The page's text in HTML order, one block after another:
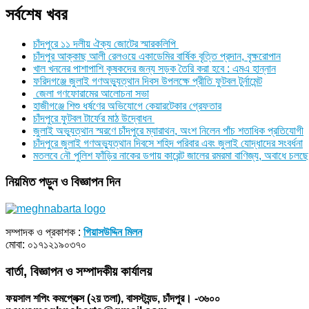
সর্বশেষ খবর
চাঁদপুরে ১১ দলীয় ঐক্য জোটের স্মারকলিপি
চাঁদপুর আক্কাছ আলী রেলওয়ে একাডেমির বার্ষিক বৃত্তি প্রদান, বৃক্ষরোপান
খাল খননের পাশাপাশি কৃষকদের জন্য সড়ক তৈরি করা হবে : এমএ হান্নান
ফরিদগঞ্জে জুলাই গণঅভ্যুত্থান দিবস উপলক্ষে প্রীতি ফুটবল টুর্নামেন্ট
জেলা গণফোরামের আলোচনা সভা
হাজীগঞ্জে শিশু ধর্ষণের অভিযোগে কেয়ারটেকার গ্রেফতার
চাঁদপুরে ফুটবল টার্ফের মাঠ উদ্বোধন
জুলাই অভ্যুত্থান স্মরণে চাঁদপুরে ম্যারাথন, অংশ নিলেন পাঁচ শতাধিক প্রতিযোগী
চাঁদপুরে জুলাই গণঅভ্যুত্থান দিবসে শহিদ পরিবার এবং জুলাই যোদ্ধাদের সংবর্ধনা
মতলবে নৌ পুলিশ ফাঁড়ির নাকের ডগায় কারেন্ট জালের রমরমা বাণিজ্য, অবাধে
নিয়মিত পড়ুন ও বিজ্ঞাপন দিন
সম্পাদক ও প্রকাশক : গিয়াসউদ্দিন মিলন
মোবা: ০১৭১২১৯০৩৭০
বার্তা, বিজ্ঞাপন ও সম্পাদকীয় কার্যালয়
ফয়সাল শপিং কমপ্লেক্স (২য় তলা), বাসস্ট্যন্ড, চাঁদপুর। -৩৬০০